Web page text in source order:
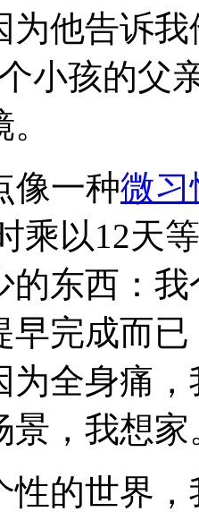
为他告诉
小孩的父
像一种微习
乘以12天
的东西：
早完成而
为全身痛
景，我想家
性的世界